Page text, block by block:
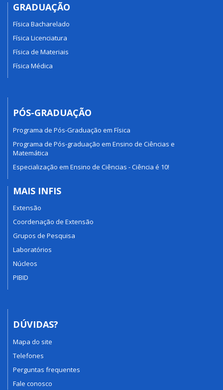
GRADUAÇÃO
Física Bacharelado
Física Licenciatura
Física de Materiais
Física Médica
PÓS-GRADUAÇÃO
Programa de Pós-Graduação em Física
Programa de Pós-graduação em Ensino de Ciências e
Matemática
Especialização em Ensino de Ciências - Ciência é 10!
MAIS INFIS
Extensão
Coordenação de Extensão
Grupos de Pesquisa
Laboratórios
Núcleos
PIBID
DÚVIDAS?
Mapa do site
Telefones
Perguntas frequentes
Fale conosco